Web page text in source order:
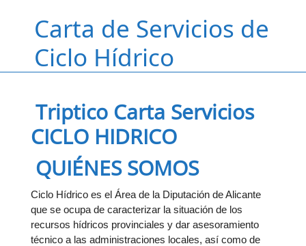
Carta de Servicios de
Ciclo Hídrico
Triptico Carta Servicios
CICLO HIDRICO
QUIÉNES SOMOS
Ciclo Hídrico es el Área de la Diputación de Alicante
que se ocupa de caracterizar la situación de los
recursos hídricos provinciales y dar asesoramiento
técnico a las administraciones locales, así como de